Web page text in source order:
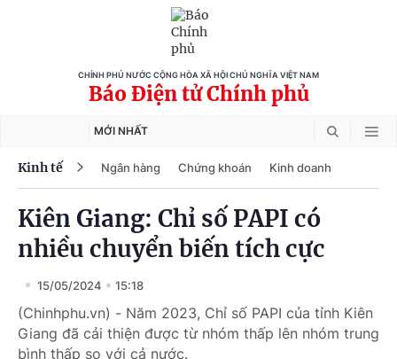
CHÍNH PHỦ NƯỚC CỘNG HÒA XÃ HỘI CHỦ NGHĨA VIỆT NAM
Báo Điện tử Chính phủ
MỚI NHẤT
Kinh tế Ngân hàng Chứng khoán Kinh doanh
Kiên Giang: Chỉ số PAPI có
nhiều chuyển biến tích cực
15/05/2024 15:18
(Chinhphu.vn) - Năm 2023, Chỉ số PAPI của tỉnh Kiên
Giang đã cải thiện được từ nhóm thấp lên nhóm trung
bình thấp so với cả nước.